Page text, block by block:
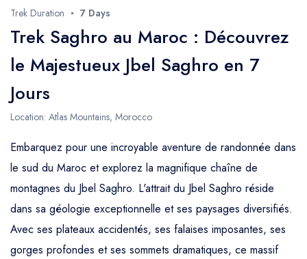
Trek Duration 7 Days
Trek Saghro au Maroc : Découvrez
le Majestueux Jbel Saghro en 7
Jours
Location: Atlas Mountains, Morocco
Embarquez pour une incroyable aventure de randonnée dans
le sud du Maroc et explorez la magnifique chaîne de
montagnes du Jbel Saghro. L'attrait du Jbel Saghro réside
dans sa géologie exceptionnelle et ses paysages diversifiés.
Avec ses plateaux accidentés, ses falaises imposantes, ses
gorges profondes et ses sommets dramatiques, ce massif